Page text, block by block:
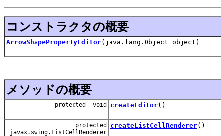
コンストラクタの概要
ArrowShapePropertyEditor(java.lang.Object object)
メソッドの概要
protected void createEditor()
protected
javax.swing.ListCellRenderer
createListCellRenderer()